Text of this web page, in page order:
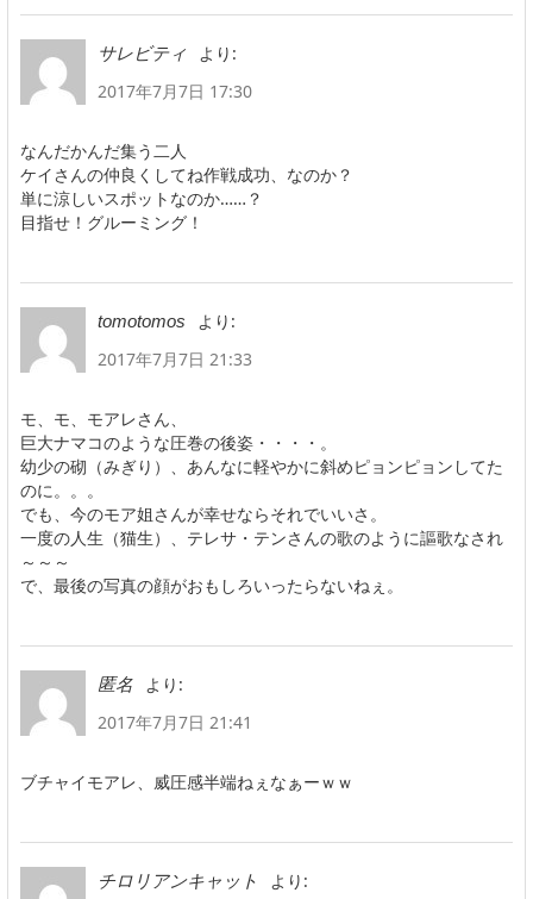
サレビティ
より:
2017年7月7日 17:30
なんだかんだ集う二人
ケイさんの仲良くしてね作戦成功、なのか？
単に涼しいスポットなのか……？
目指せ！グルーミング！
tomotomos
より:
2017年7月7日 21:33
モ、モ、モアレさん、
巨大ナマコのような圧巻の後姿・・・・。
幼少の砌（みぎり）、あんなに軽やかに斜めピョンピョンしてた
のに。。。
でも、今のモア姐さんが幸せならそれでいいさ。
一度の人生（猫生）、テレサ・テンさんの歌のように謳歌なされ
～～～
で、最後の写真の顔がおもしろいったらないねぇ。
匿名
より:
2017年7月7日 21:41
ブチャイモアレ、威圧感半端ねぇなぁーｗｗ
チロリアンキャット
より: